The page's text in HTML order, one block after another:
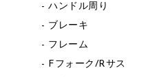
ハンドル周り
ブレーキ
フレーム
Fフォーク/Rサス